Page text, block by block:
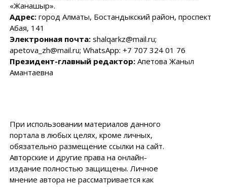
«Жанашыр».
Адрес:город Алматы, Бостандыкский район, проспект
Абая, 141
Электронная почта:shalqarkz@mail.ru;
apetova_zh@mail.ru; WhatsApp: +7 707 324 01 76
Президент-главный редактор:Апетова Жаныл
Амантаевна
При использовании материалов данного
портала в любых целях, кроме личных,
обязательно размещение ссылки на сайт.
Авторские и другие права на онлайн-
издание полностью защищены. Личное
мнение автора не рассматривается как